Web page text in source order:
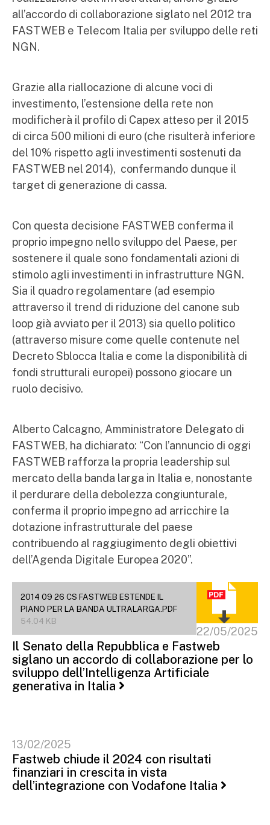
all’accordo di collaborazione siglato nel 2012 tra
FASTWEB e Telecom Italia per sviluppo delle reti
NGN.
Grazie alla riallocazione di alcune voci di
investimento, l’estensione della rete non
modificherà il profilo di Capex atteso per il 2015
di circa 500 milioni di euro (che risulterà inferiore
del 10% rispetto agli investimenti sostenuti da
FASTWEB nel 2014), confermando dunque il
target di generazione di cassa.
Con questa decisione FASTWEB conferma il
proprio impegno nello sviluppo del Paese, per
sostenere il quale sono fondamentali azioni di
stimolo agli investimenti in infrastrutture NGN.
Sia il quadro regolamentare (ad esempio
attraverso il trend di riduzione del canone sub
loop già avviato per il 2013) sia quello politico
(attraverso misure come quelle contenute nel
Decreto Sblocca Italia e come la disponibilità di
fondi strutturali europei) possono giocare un
ruolo decisivo.
Alberto Calcagno, Amministratore Delegato di
FASTWEB, ha dichiarato: “Con l’annuncio di oggi
FASTWEB rafforza la propria leadership sul
mercato della banda larga in Italia e, nonostante
il perdurare della debolezza congiunturale,
conferma il proprio impegno ad arricchire la
dotazione infrastrutturale del paese
contribuendo al raggiugimento degli obiettivi
dell’Agenda Digitale Europea 2020”.
2014 09 26 CS FASTWEB ESTENDE IL
PIANO PER LA BANDA ULTRALARGA.PDF
54.04 KB
22/05/2025
Il Senato della Repubblica e Fastweb
siglano un accordo di collaborazione per lo
sviluppo dell’Intelligenza Artificiale
generativa in Italia
13/02/2025
Fastweb chiude il 2024 con risultati
finanziari in crescita in vista
dell’integrazione con Vodafone Italia